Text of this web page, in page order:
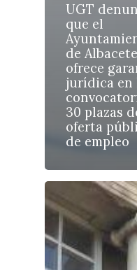
UGT
que el
de
ofrece
jurídica en
30 plazas
oferta
de empleo